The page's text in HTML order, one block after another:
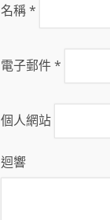
名稱*
電子郵件*
個人網站
迴響